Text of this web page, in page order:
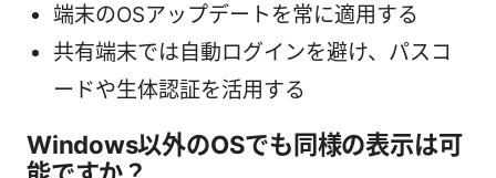
端末のOSアップデートを常に適用する
共有端末では自動ログインを避け、パスコ
ードや生体認証を活用する
Windows以外のOSでも同様の表示は可